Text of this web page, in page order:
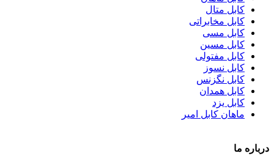
کابل متال
کابل مخابراتی
کابل مسی
کابل مسین
کابل مفتولی
کابل نسوز
کابل نگزنس
کابل همدان
کابل یزد
ماهان کابل امیر
درباره ما